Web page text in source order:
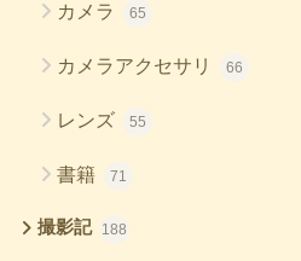
カメラ 65
カメラアクセサリ 66
レンズ 55
書籍 71
撮影記 188